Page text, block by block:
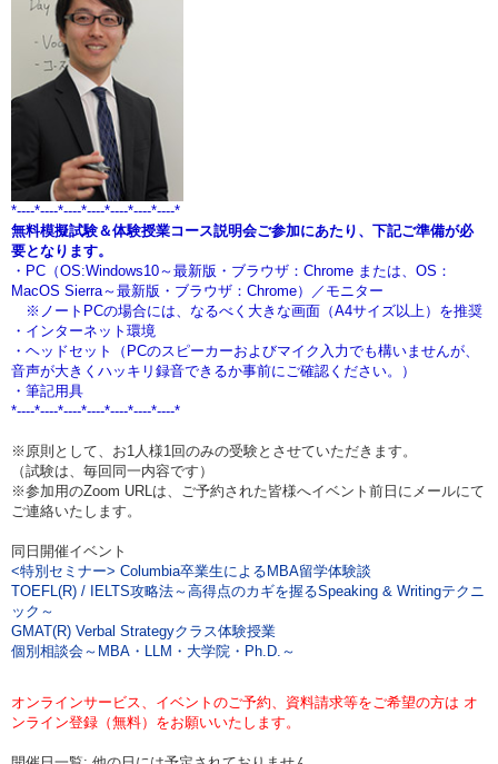
*----*----*----*----*----*----*----*
無料模擬試験＆体験授業コース説明会ご参加にあたり、下記ご準備が必
要となります。
・PC（OS:Windows10～最新版・ブラウザ：Chrome または、OS：
MacOS Sierra～最新版・ブラウザ：Chrome）／モニター
※ノートPCの場合には、なるべく大きな画面（A4サイズ以上）を推奨
・インターネット環境
・ヘッドセット（PCのスピーカーおよびマイク入力でも構いませんが、
音声が大きくハッキリ録音できるか事前にご確認ください。）
・筆記用具
*----*----*----*----*----*----*----*
※原則として、お1人様1回のみの受験とさせていただきます。
（試験は、毎回同一内容です）
※参加用のZoom URLは、ご予約された皆様へイベント前日にメールにて
ご連絡いたします。
同日開催イベント
<特別セミナー> Columbia卒業生によるMBA留学体験談
TOEFL(R) / IELTS攻略法～高得点のカギを握るSpeaking & Writingテクニ
ック～
GMAT(R) Verbal Strategyクラス体験授業
個別相談会～MBA・LLM・大学院・Ph.D.～
オンラインサービス、イベントのご予約、資料請求等をご希望の方は オ
ンライン登録（無料）をお願いいたします。